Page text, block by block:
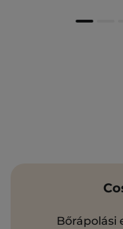
Bőrápolási